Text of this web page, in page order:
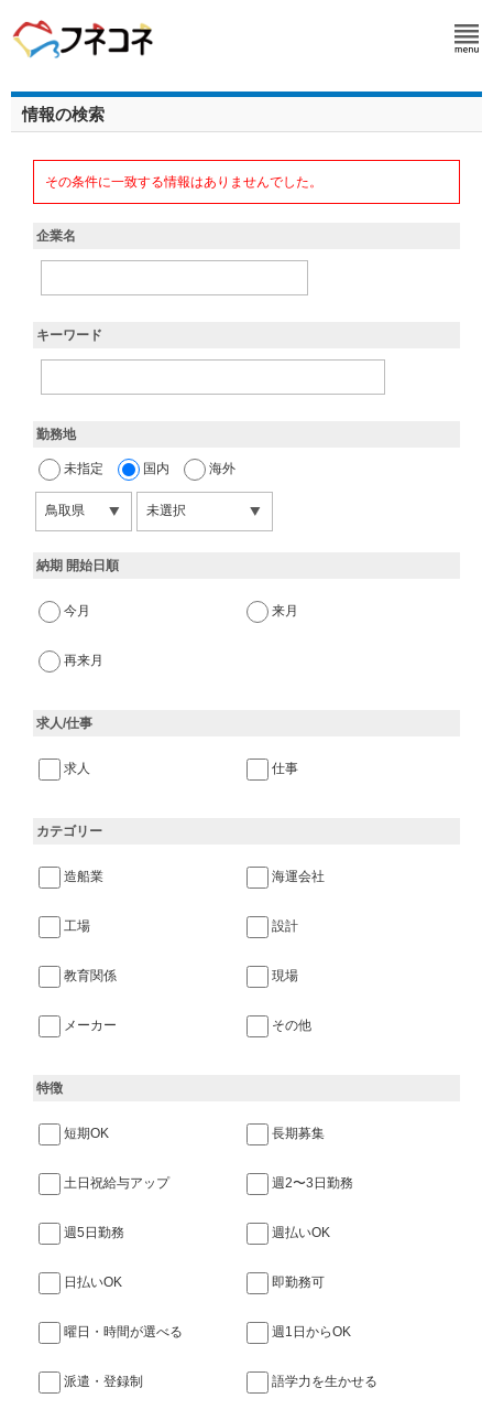
情報の検索
その条件に一致する情報はありませんでした。
企業名
キーワード
勤務地
未指定 国内 海外
納期 開始日順
今月 来月
再来月
求人/仕事
求人 仕事
カテゴリー
造船業 海運会社
工場 設計
教育関係 現場
メーカー その他
特徴
短期OK 長期募集
土日祝給与アップ 週2〜3日勤務
週5日勤務 週払いOK
日払いOK 即勤務可
曜日・時間が選べる 週1日からOK
派遣・登録制 語学力を生かせる